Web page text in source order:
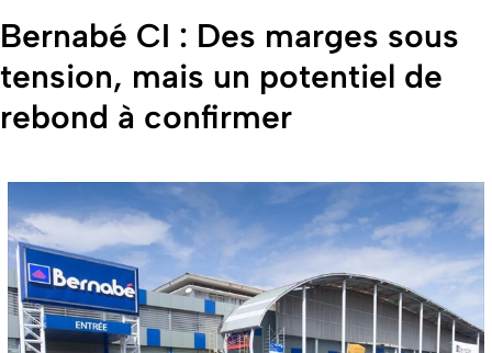
Bernabé CI : Des marges sous
tension, mais un potentiel de
rebond à confirmer